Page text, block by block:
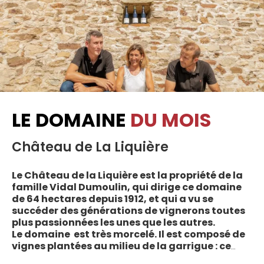
LE DOMAINE DU MOIS
Château de La Liquière
Le Château de la Liquière est la propriété de la
famille Vidal Dumoulin, qui dirige ce domaine
de 64 hectares depuis 1912, et qui a vu se
succéder des générations de vignerons toutes
plus passionnées les unes que les autres.
Le domaine est très morcelé. Il est composé de
vignes plantées au milieu de la garrigue : ce